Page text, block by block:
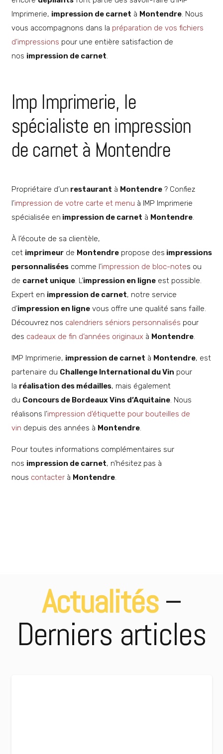
Imprimerie, impression de carnet à Montendre. Nous
vous accompagnons dans la préparation de vos fichiers
d’impressions pour une entière satisfaction de
nos impression de carnet.
Imp Imprimerie, le
spécialiste en impression
de carnet à Montendre
Propriétaire d’un restaurant à Montendre? Confiez
l’impression de votre carte et menu à IMP Imprimerie
spécialisée en impression de carnet à Montendre.
À l’écoute de sa clientèle,
cet imprimeurde Montendrepropose des impressions
personnaliséescomme l’impression de bloc-notes ou
de carnet unique. L’impression en ligneest possible.
Expert en impression de carnet, notre service
d’impression en lignevous offre une qualité sans faille.
Découvrez nos calendriers séniors personnalisés pour
des cadeaux de fin d’années originaux à Montendre.
IMP Imprimerie, impression de carnet à Montendre, est
partenaire du Challenge International du Vin pour
la réalisation des médailles, mais également
du Concours de Bordeaux Vins d’Aquitaine. Nous
réalisons l’impression d’étiquette pour bouteilles de
vin depuis des années à Montendre.
Pour toutes informations complémentaires sur
nos impression de carnet, n’hésitez pas à
nous contacterà Montendre.
Actualités–
Derniers articles